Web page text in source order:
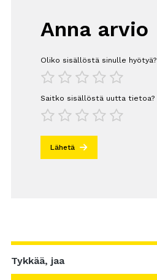
Anna arvio
Oliko sisällöstä sinulle hyötyä?
4
3
2
1
Saitko sisällöstä uutta tietoa?
4
3
2
1
Lähetä
Tykkää, jaa